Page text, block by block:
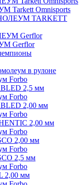
Omnisports
TARKETT
Gerflor
в рулоне
Forbo
2,5 мм
Forbo
2,00 мм
Forbo
2,00 мм
Forbo
2,00 мм
Forbo
2,5 мм
Forbo
2,00 мм